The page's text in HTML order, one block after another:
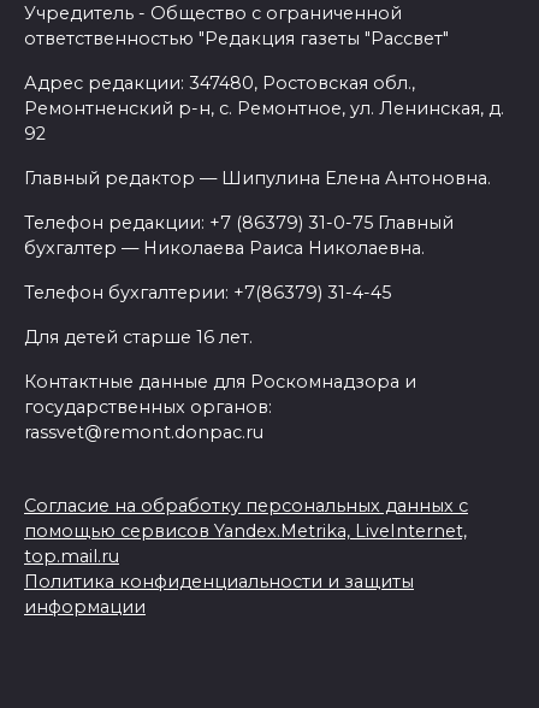
Учредитель - Общество с ограниченной
ответственностью "Редакция газеты "Рассвет"
Адрес редакции: 347480, Ростовская обл.,
Ремонтненский р-н, с. Ремонтное, ул. Ленинская, д.
92
Главный редактор — Шипулина Елена Антоновна.
Телефон редакции: +7 (86379) 31-0-75 Главный
бухгалтер — Николаева Раиса Николаевна.
Телефон бухгалтерии: +7(86379) 31-4-45
Для детей старше 16 лет.
Контактные данные для Роскомнадзора и
государственных органов:
rassvet@remont.donpac.ru
Согласие на обработку персональных данных с
помощью сервисов Yandex.Metrika, LiveInternet,
top.mail.ru
Политика конфиденциальности и защиты
информации